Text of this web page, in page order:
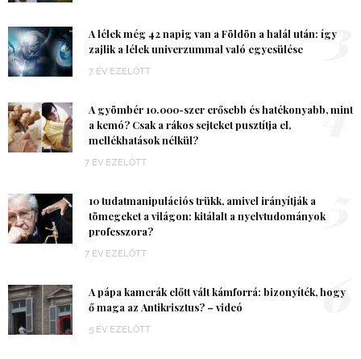
A lélek még 42 napig van a Földön a halál után: így
zajlik a lélek univerzummal való egyesülése
7 ÉV EZELŐTT
3
A gyömbér 10.000-szer erősebb és hatékonyabb, mint
a kemó? Csak a rákos sejteket pusztítja el,
mellékhatások nélkül?
7 ÉV EZELŐTT
4
10 tudatmanipulációs trükk, amivel irányítják a
tömegeket a világon: kitálalt a nyelvtudományok
professzora?
7 ÉV EZELŐTT
A pápa kamerák előtt vált kámforrá: bizonyíték, hogy
ő maga az Antikrisztus? – videó
5 ÉV EZELŐTT
6